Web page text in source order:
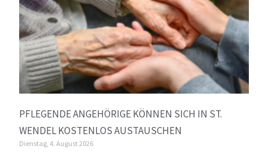
PFLEGENDE ANGEHÖRIGE KÖNNEN SICH IN ST.
WENDEL KOSTENLOS AUSTAUSCHEN
Dienstag, 4. August 2026